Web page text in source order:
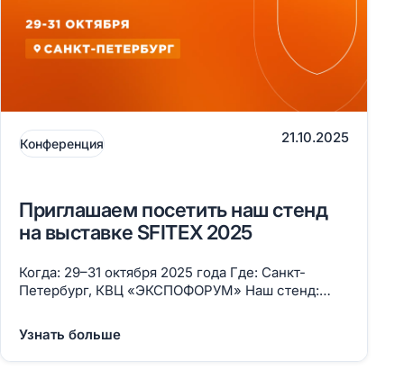
Конференция 21.10.2025
Приглашаем посетить наш стенд
на выставке SFITEX 2025
Когда: 29–31 октября 2025 года Где: Санкт-
Петербург, КВЦ «ЭКСПОФОРУМ» Наш стенд:
по промокоду segment
Узнать больше